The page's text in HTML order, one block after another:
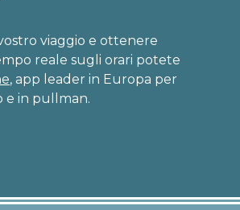
viaggio e ottenere
reale sugli orari potete
, app leader in Europa per
e in pullman.